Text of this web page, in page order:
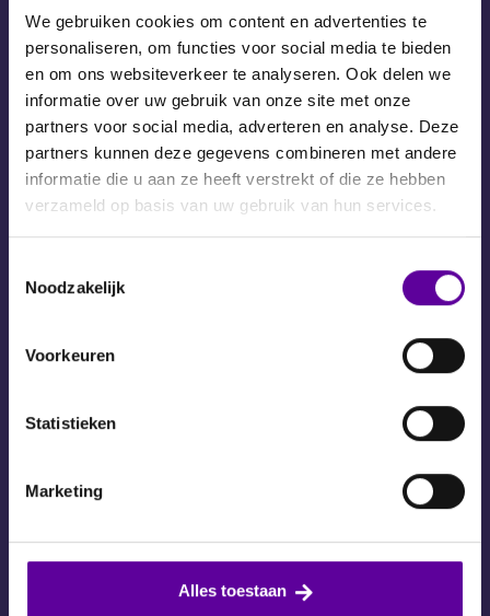
We gebruiken cookies om content en advertenties te
personaliseren, om functies voor social media te bieden
en om ons websiteverkeer te analyseren. Ook delen we
informatie over uw gebruik van onze site met onze
partners voor social media, adverteren en analyse. Deze
partners kunnen deze gegevens combineren met andere
informatie die u aan ze heeft verstrekt of die ze hebben
verzameld op basis van uw gebruik van hun services.
Noodzakelijk
Voorkeuren
Statistieken
Marketing
Alles toestaan
oplossingen. Voor vandaag, morgen én daarna.
Contact
Telefoon:
085 – 071 26 97
8025 DA Zwolle
info@maatwijs.nl
Volg ons op LinkedIn:
Werken bij MaatWijs